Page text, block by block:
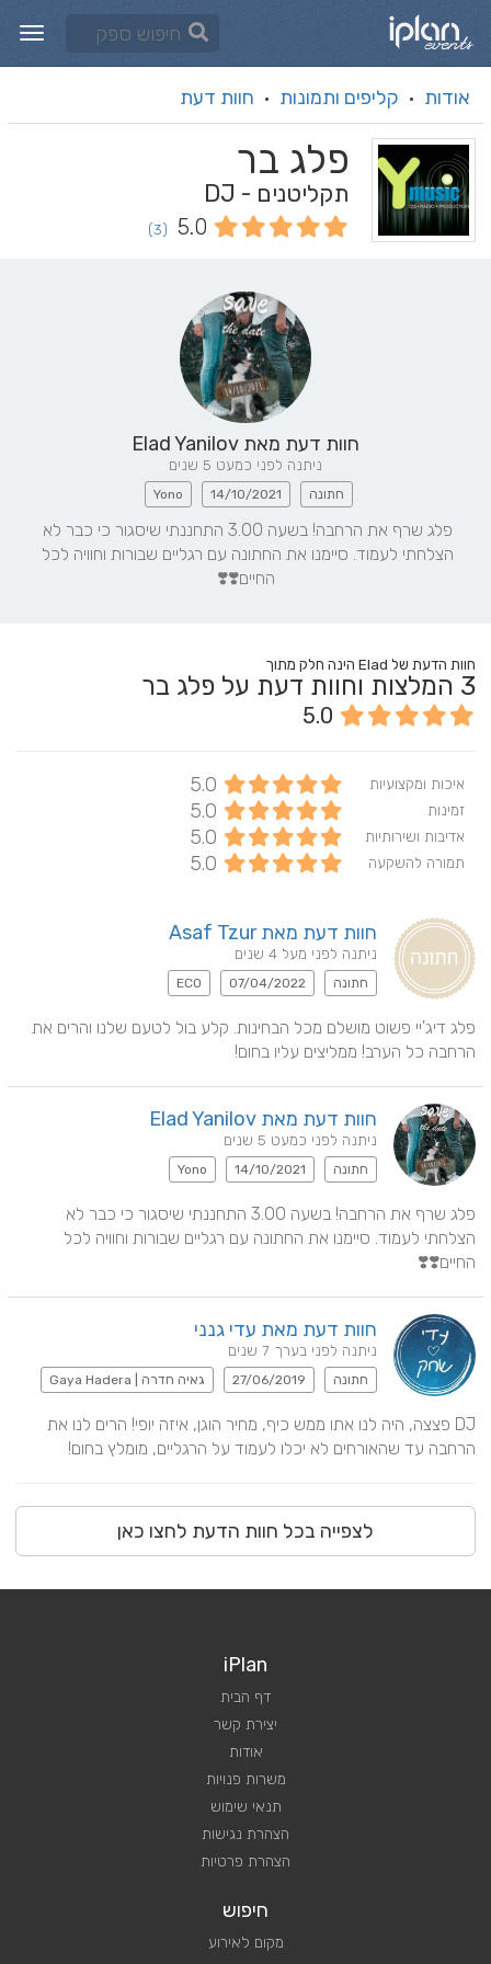
אודות · קליפים ותמונות · חוות דעת
פלג בר
תקליטנים - DJ
5.0
(3)
חוות דעת מאת Elad Yanilov
ניתנה לפני כמעט 5 שנים
חתונה 14/10/2021
Yono
החיים❣️❣️
חוות הדעת של Elad הינה חלק מתוך
3 המלצות וחוות דעת על פלג בר
5.0
איכות ומקצועיות 5.0
זמינות 5.0
אדיבות ושירותיות 5.0
תמורה להשקעה 5.0
חוות דעת מאת Asaf Tzur
ניתנה לפני מעל 4 שנים
חתונה 07/04/2022
ECO
הרחבה כל הערב! ממליצים עליו בחום!
חוות דעת מאת Elad Yanilov
ניתנה לפני כמעט 5 שנים
חתונה 14/10/2021
Yono
החיים❣️❣️
חוות דעת מאת עדי גנני
ניתנה לפני בערך 7 שנים
חתונה 27/06/2019 גאיה חדרה | Gaya Hadera
הרחבה עד שהאורחים לא יכלו לעמוד על הרגליים, מומלץ בחום!
לצפייה בכל חוות הדעת לחצו כאן
iPlan
דף הבית
יצירת קשר
אודות
משרות פנויות
תנאי שימוש
הצהרת נגישות
הצהרת פרטיות
חיפוש
מקום לאירוע